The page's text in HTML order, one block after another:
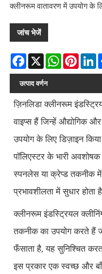
क्लीनरूम वातावरण में उपयोग के
जांच भेजें
Facebook
X WhatsApp
उत्पाद वर्णन
ज़िनलिडा क्लीनरूम
वाइप्स हैं जिन्हें औद्योगिक
उपयोग के लिए डिज़ाइन
पॉलिएस्टर के भारी
स्पनलेस या क्रेप्ड तकनीक
प्रभावशीलता में सुधार होता
क्लीनरूम इंडस्ट्रियल
तकनीक का उपयोग करते हैं
फँसाता है, यह सुनिश्चित
इस प्रकार एक स्वच्छ और